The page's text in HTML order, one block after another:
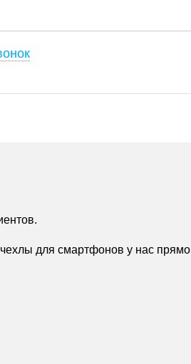
для смартфонов у нас прямо